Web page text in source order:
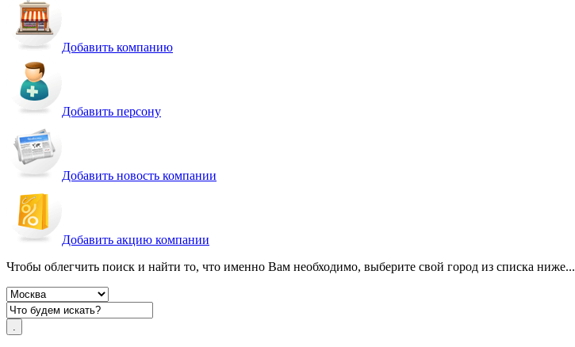
Добавить компанию
Добавить персону
Добавить новость компании
Добавить акцию компании
Чтобы облегчить поиск и найти то, что именно Вам необходимо, выберите свой город из списка ниже...